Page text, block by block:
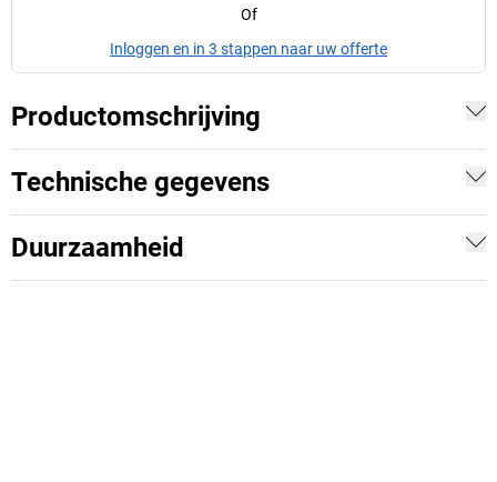
Of
Inloggen en in 3 stappen naar uw offerte
Productomschrijving
Technische gegevens
Duurzaamheid